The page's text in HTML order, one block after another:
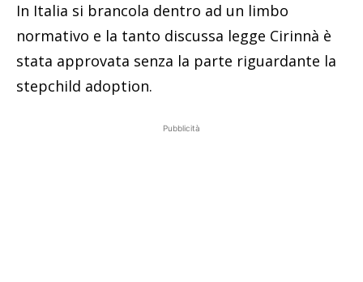
In Italia si brancola dentro ad un limbo
normativo e la tanto discussa legge Cirinnà è
stata approvata senza la parte riguardante la
stepchild adoption.
Pubblicità